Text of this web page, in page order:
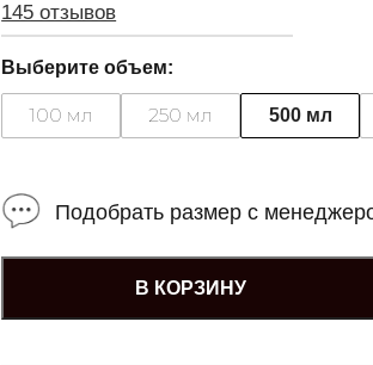
145 отзывов
Выберите объем:
100 мл 250 мл 500 мл
Подобрать размер с
В КОРЗИНУ